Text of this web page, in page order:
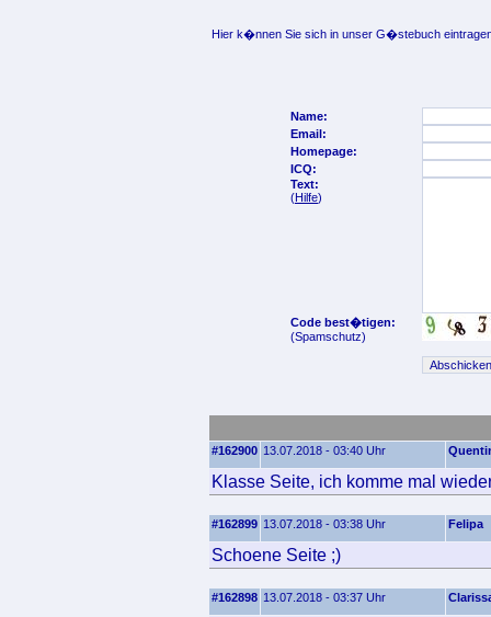
Hier k�nnen Sie sich in unser G�stebuch
Name:
Email:
Homepage:
ICQ:
Text:
(Hilfe)
Code best�tigen:
(Spamschutz)
#162900 13.07.2018 - 03:40 Uhr
Klasse Seite, ich komme mal
#162899 13.07.2018 - 03:38 Uhr Felipa
Schoene Seite ;)
#162898 13.07.2018 - 03:37 Uhr